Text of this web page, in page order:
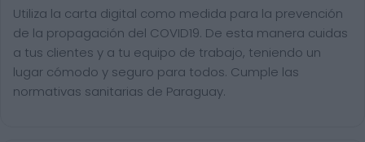
Utiliza la carta digital como medida para la prevención
de la propagación del COVID19. De esta manera cuidas
a tus clientes y a tu equipo de trabajo, teniendo un
lugar cómodo y seguro para todos. Cumple las
normativas sanitarias de Paraguay.